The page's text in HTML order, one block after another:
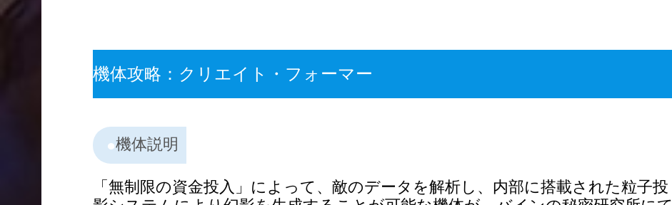
機体攻略：クリエイト・フォーマー
機体説明
「無制限の資金投入」によって、敵のデータを解析し、内部に搭載された粒子投